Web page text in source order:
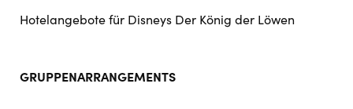
Hotelangebote für Disneys Der König der Löwen
GRUPPENARRANGEMENTS